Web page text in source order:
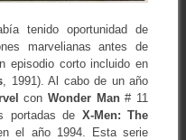
tenido oportunidad de
marvelianas antes de
episodio corto incluido en
, 1991). Al cabo de un año
con Wonder Man# 11
portadas de X-Men: The
el año 1994. Esta serie